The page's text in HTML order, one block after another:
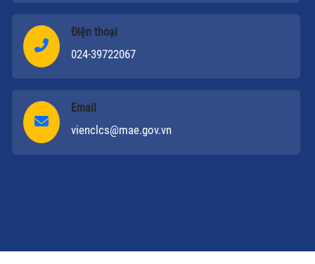
Điện thoại
024-39722067
Email
vienclcs@mae.gov.vn